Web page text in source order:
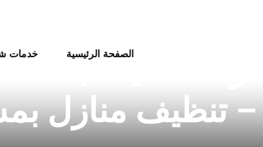
الصفحة الرئيسية خدمات
– تنظيف منازل